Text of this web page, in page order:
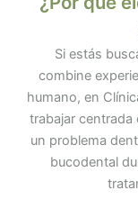
Si estás
combine
humano, en
trabajar
un problema
bucodental